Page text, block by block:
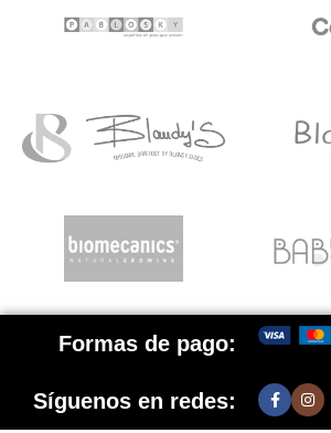
Formas de pago:
Síguenos en redes: